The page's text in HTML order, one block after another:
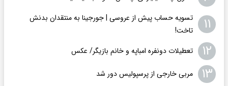
۱۱
تسویه حساب پیش از عروسی | جورجینا به منتقدان بدنش
تاخت!
۱۲ تعطیلات دونفره امباپه و خانم بازیگر/ عکس
۱۳ مربی خارجی از پرسپولیس دور شد